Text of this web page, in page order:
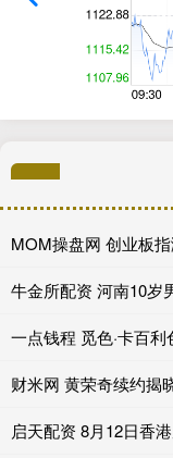
MOM操盘网 创业板
启天配资 8月12日香